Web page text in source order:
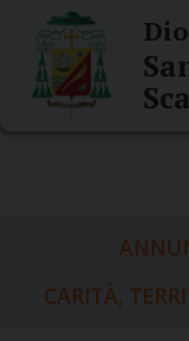
content
CARITÀ,